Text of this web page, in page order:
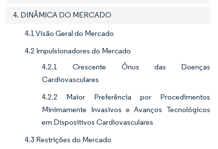
4. DINÂMICA DO MERCADO
4.1 Visão Geral do Mercado
4.2 Impulsionadores do Mercado
4.2.1 Crescente Ônus das Doenças
Cardiovasculares
4.2.2 Maior Preferência por Procedimentos
Minimamente Invasivos e Avanços Tecnológicos
em Dispositivos Cardiovasculares
4.3 Restrições do Mercado